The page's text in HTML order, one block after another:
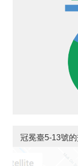
冠冕臺5-13號